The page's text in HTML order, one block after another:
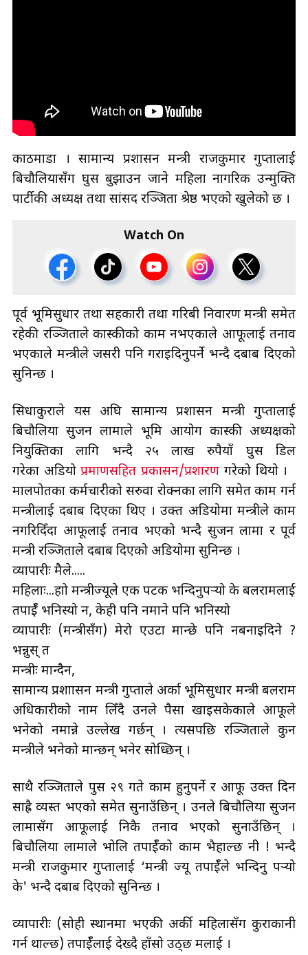
काठमाडौँ । सामान्य प्रशासन मन्त्री राजकुमार गुप्तालाई
बिचौलियासँग घुस बुझाउन जाने महिला नागरिक उन्मुक्ति
पार्टीकी अध्यक्ष तथा सांसद रञ्जिता श्रेष्ठ भएको खुलेको छ ।
Watch On
पूर्व भूमिसुधार तथा सहकारी तथा गरिबी निवारण मन्त्री समेत
रहेकी रञ्जिताले कास्कीको काम नभएकाले आफूलाई तनाव
भएकाले मन्त्रीले जसरी पनि गराइदिनुपर्ने भन्दै दबाब दिएको
सुनिन्छ ।
सिधाकुराले यस अघि सामान्य प्रशासन मन्त्री गुप्तालाई
बिचौलिया सुजन लामाले भूमि आयोग कास्की अध्यक्षको
नियुक्तिका लागि भन्दै २५ लाख रुपैयाँ घुस डिल
गरेका अडियोप्रमाणसहित प्रकासन/प्रशारण गरेको थियो ।
मालपोतका कर्मचारीको सरुवा रोक्नका लागि समेत काम गर्न
मन्त्रीलाई दबाब दिएका थिए । उक्त अडियोमा मन्त्रीले काम
नगरिदिँदा आफूलाई तनाव भएको भन्दै सुजन लामा र पूर्व
मन्त्री रञ्जिताले दबाब दिएको अडियोमा सुनिन्छ ।
व्यापारीः मैले.....
महिलाः...हाम्रो मन्त्रीज्यूले एक पटक भन्दिनुपर्‍यो के बलरामलाई
तपाईँ भनिस्यो न, केही पनि नमाने पनि भनिस्यो
व्यापारीः (मन्त्रीसँग) मेरो एउटा मान्छे पनि नबनाइदिने ?
भन्नुस् त
मन्त्रीः मान्दैन,
सामान्य प्रशाासन मन्त्री गुप्ताले अर्का भूमिसुधार मन्त्री बलराम
अधिकारीको नाम लिँदै उनले पैसा खाइसकेकाले आफूले
भनेको नमान्ने उल्लेख गर्छन् । त्यसपछि रञ्जिताले कुन
मन्त्रीले भनेको मान्छन् भनेर सोध्छिन् ।
साथै रञ्जिताले पुस २९ गते काम हुनुपर्ने र आफू उक्त दिन
साह्रै व्यस्त भएको समेत सुनाउँछिन् । उनले बिचौलिया सुजन
लामासँग आफूलाई निकै तनाव भएको सुनाउँछिन् ।
बिचौलिया लामाले भोलि तपाईँको काम भैहाल्छ नी ! भन्दै
मन्त्री राजकुमार गुप्तालाई ‘मन्त्री ज्यू तपाईँले भन्दिनु पर्‍यो
के' भन्दै दबाब दिएको सुनिन्छ ।
व्यापारीः (सोही स्थानमा भएकी अर्की महिलासँग कुराकानी
गर्न थाल्छ) तपाईँलाई देख्दै हाँसो उठ्छ मलाई ।